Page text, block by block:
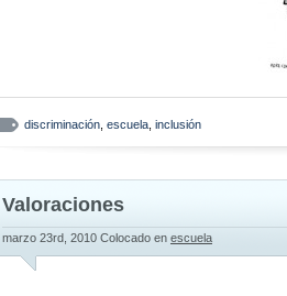
discriminación escuela inclusión
Valoraciones
marzo 23rd, 2010 Colocado en escuela